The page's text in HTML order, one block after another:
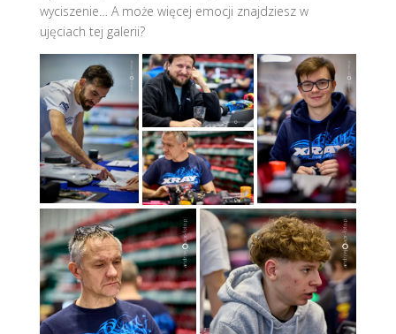
wyciszenie… A może więcej emocji znajdziesz w
ujęciach tej galerii?